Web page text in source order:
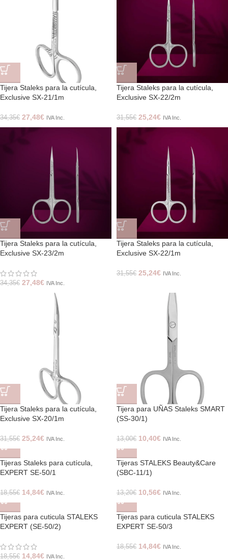
Tijera Staleks para la cutícula,
Exclusive SX-21/1m
34,35€ 27,48€ IVA Inc.
Tijera Staleks para la cutícula,
Exclusive SX-22/2m
31,55€ 25,24€ IVA Inc.
Tijera Staleks para la cutícula,
Exclusive SX-23/2m
34,35€ 27,48€ IVA Inc.
Tijera Staleks para la cutícula,
Exclusive SX-22/1m
31,55€ 25,24€ IVA Inc.
Tijera Staleks para la cutícula,
Exclusive SX-20/1m
31,55€ 25,24€ IVA Inc.
Tijera para UÑAS Staleks SMART
(SS-30/1)
13,00€ 10,40€ IVA Inc.
Tijeras Staleks para cutícula,
EXPERT SE-50/1
18,55€ 14,84€ IVA Inc.
Tijeras STALEKS Beauty&Care
(SBC-11/1)
13,20€ 10,56€ IVA Inc.
Tijeras para cuticula STALEKS
EXPERT (SE-50/2)
18,55€ 14,84€ IVA Inc.
Tijeras para cuticula STALEKS
EXPERT SE-50/3
18,55€ 14,84€ IVA Inc.